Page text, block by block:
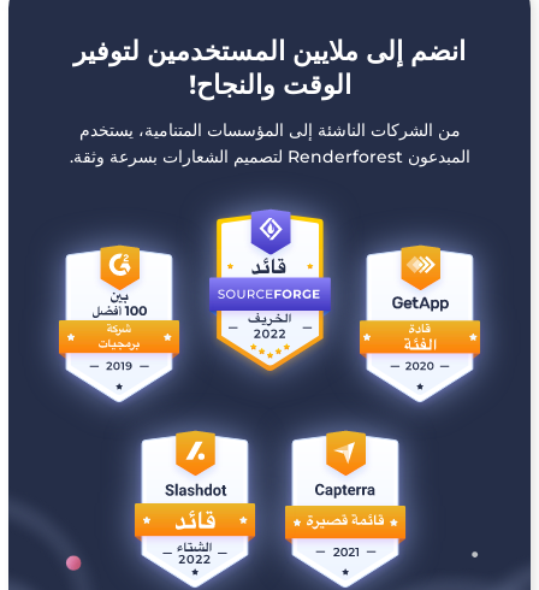
انضم إلى ملايين المستخدمين لتوفير
الوقت والنجاح!
من الشركات الناشئة إلى المؤسسات المتنامية، يستخدم
المبدعون Renderforest لتصميم الشعارات بسرعة وثقة.